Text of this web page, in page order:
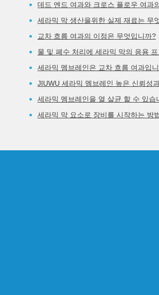
데드 엔드 여과와 크로스 플로우 여과
세라믹 막 생산을위한 실제 재료는 무
교차 흐름 여과의 이점은 무엇입니까?
물 및 폐수 처리에 세라믹 막의 응용
세라믹 멤브레인은 교차 흐름 여과입
JIUWU 세라믹 멤브레인 높은 신뢰성
세라믹 멤브레인을 열 살균 할 수 있습
세라믹 막 요소로 장비를 시작하는 방